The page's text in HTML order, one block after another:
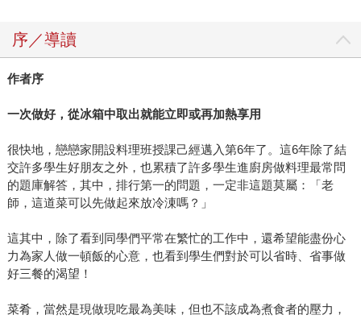
序／導讀
作者序
一次做好，從冰箱中取出就能立即或再加熱享用
很快地，戀戀家開設料理班授課己經邁入第6年了。這6年除了結
交許多學生好朋友之外，也累積了許多學生進廚房做料理最常問
的題庫解答，其中，排行第一的問題，一定非這題莫屬：「老
師，這道菜可以先做起來放冷涷嗎？」
這其中，除了看到同學們平常在繁忙的工作中，還希望能盡份心
力為家人做一頓飯的心意，也看到學生們對於可以省時、省事做
好三餐的渴望！
菜肴，當然是現做現吃最為美味，但也不該成為煮食者的壓力，